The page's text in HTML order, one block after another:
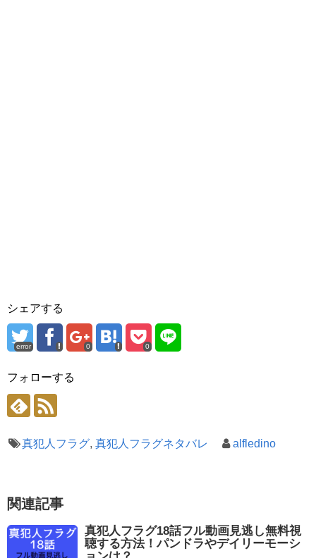
シェアする
error 0 0
フォローする
真犯人フラグ, 真犯人フラグネタバレ alfledino
関連記事
真犯人フラグ18話フル動画見逃し無料視
聴する方法！パンドラやデイリーモーシ